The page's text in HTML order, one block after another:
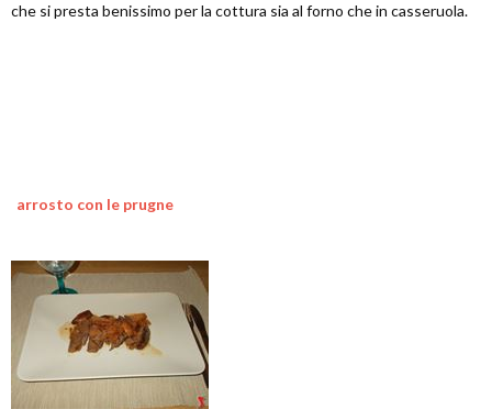
che si presta benissimo per la cottura sia al forno che in casseruola.
arrosto con le prugne